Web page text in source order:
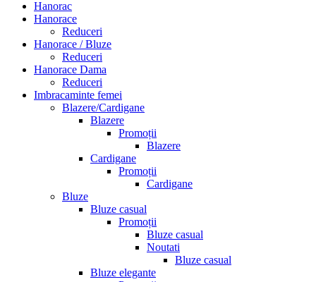
Hanorac
Hanorace
Reduceri
Hanorace / Bluze
Reduceri
Hanorace Dama
Reduceri
Imbracaminte femei
Blazere/Cardigane
Blazere
Promoții
Blazere
Cardigane
Promoții
Cardigane
Bluze
Bluze casual
Promoții
Bluze casual
Noutati
Bluze casual
Bluze elegante